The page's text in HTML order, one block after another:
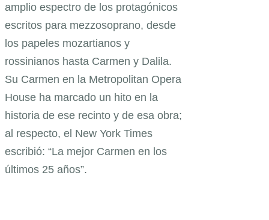
amplio espectro de los protagónicos
escritos para mezzosoprano, desde
los papeles mozartianos y
rossinianos hasta Carmen y Dalila.
Su Carmen en la Metropolitan Opera
House ha marcado un hito en la
historia de ese recinto y de esa obra;
al respecto, el New York Times
escribió: “La mejor Carmen en los
últimos 25 años”.